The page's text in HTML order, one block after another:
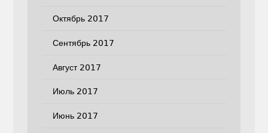
Октябрь 2017
Сентябрь 2017
Август 2017
Июль 2017
Июнь 2017